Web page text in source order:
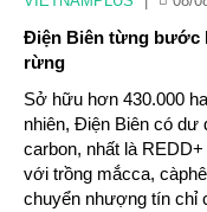
Điện Biên từng bước
rừng
Sở hữu hơn 430.000
nhiên, Điện Biên có dư
carbon, nhất là
với trồng mắcca,
chuyển nhượng tín chỉ